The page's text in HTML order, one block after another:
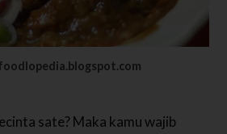
sate? Maka kamu wajib